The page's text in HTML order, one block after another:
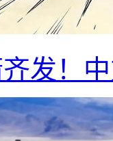
发！